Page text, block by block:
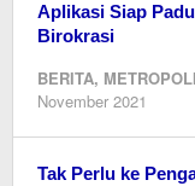
Aplikasi Siap
Birokrasi
BERITA,
November 2021
Tak Perlu ke